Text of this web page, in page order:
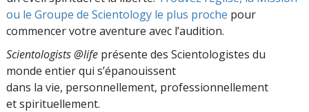
ou le Groupe de Scientology le plus proche pour
commencer votre aventure avec l’audition.
Scientologists @life présente des Scientologistes du
monde entier qui s’épanouissent
dans la vie, personnellement, professionnellement
et spirituellement.